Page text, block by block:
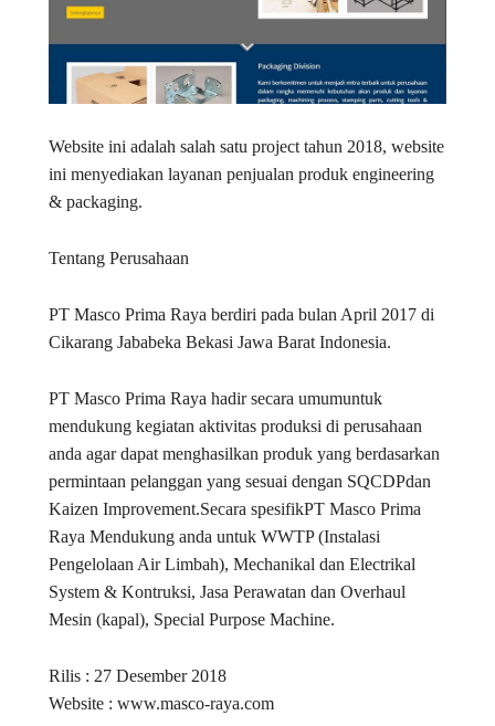
Website ini adalah salah satu project tahun 2018, website
ini menyediakan layanan penjualan produk engineering
& packaging.
Tentang Perusahaan
PT Masco Prima Raya berdiri pada bulan April 2017 di
Cikarang Jababeka Bekasi Jawa Barat Indonesia.
PT Masco Prima Raya hadir secara umumuntuk
mendukung kegiatan aktivitas produksi di perusahaan
anda agar dapat menghasilkan produk yang berdasarkan
permintaan pelanggan yang sesuai dengan SQCDPdan
Kaizen Improvement.Secara spesifikPT Masco Prima
Raya Mendukung anda untuk WWTP (Instalasi
Pengelolaan Air Limbah), Mechanikal dan Electrikal
System & Kontruksi, Jasa Perawatan dan Overhaul
Mesin (kapal), Special Purpose Machine.
Rilis : 27 Desember 2018
Website : www.masco-raya.com